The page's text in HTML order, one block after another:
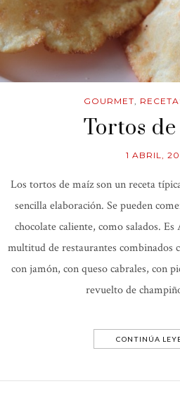
GOURMET
Tortos
1 ABRIL,
Los tortos de maíz son un receta
sencilla elaboración. Se pueden
chocolate caliente, como salados.
multitud de restaurantes combinados
con jamón, con queso cabrales, con
revuelto de
CONTINÚA